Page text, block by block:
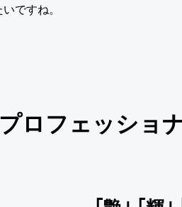
ですね。
ロフェッショ